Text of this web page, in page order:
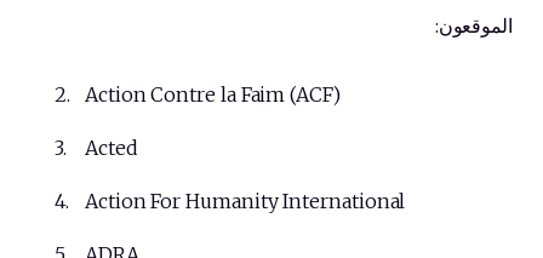
الموقعون:
Action Contre la Faim (ACF)
Acted
Action For Humanity International